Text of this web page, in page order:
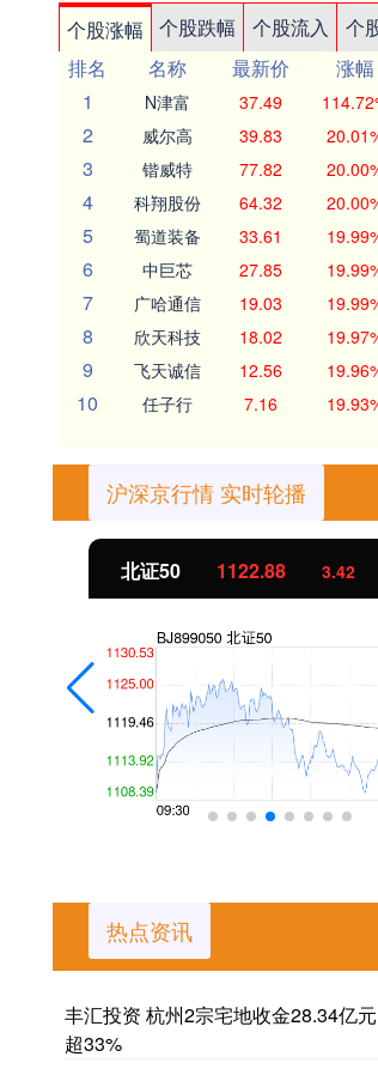
个股涨幅 个股跌幅 个股流入 个
排名
名称 最新价 涨幅
1
N津富 37.49
2 威尔高 39.83
3 锴威特 77.82
4 科翔股份 64.32
5 蜀道装备 33.61
6 中巨芯 27.85
7 广哈通信 19.03
8 欣天科技 18.02
9 飞天诚信 12.56
10 任子行 7.16
沪深京行情 实时轮播
北证50 1122.88 3.42
热点资讯
丰汇投资 杭州2宗宅地收金28.34亿
超33%